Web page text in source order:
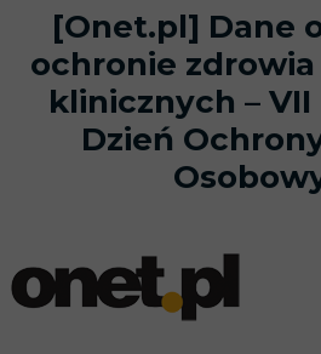
[Onet.pl] Dane
ochronie
klinicznych –
Dzień